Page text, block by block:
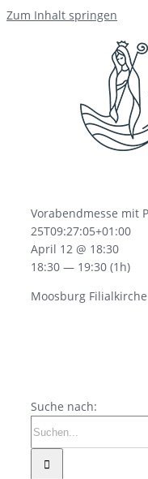
Zum Inhalt springen
Vorabendmesse mit
25T09:27:05+01:00
April 12 @ 18:30
18:30 — 19:30 (1h)
Moosburg
Suche nach: